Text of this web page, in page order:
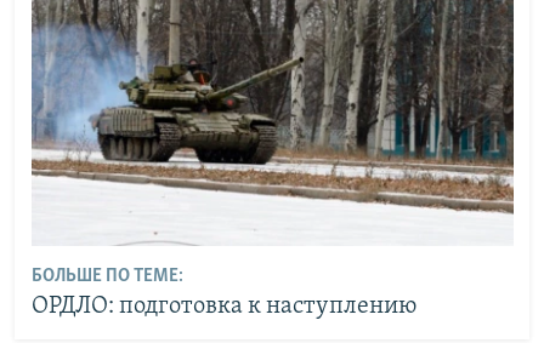
БОЛЬШЕ ПО ТЕМЕ:
ОРДЛО: подготовка к наступлению